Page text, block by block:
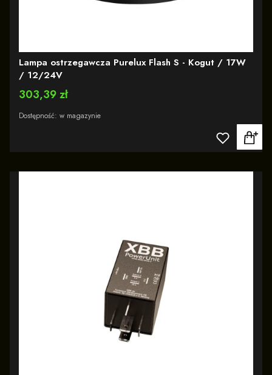
Lampa ostrzegawcza Purelux Flash S - Kogut / 17W
/ 12/24V
Cena
303,39 zł
Dostępność: w magazynie